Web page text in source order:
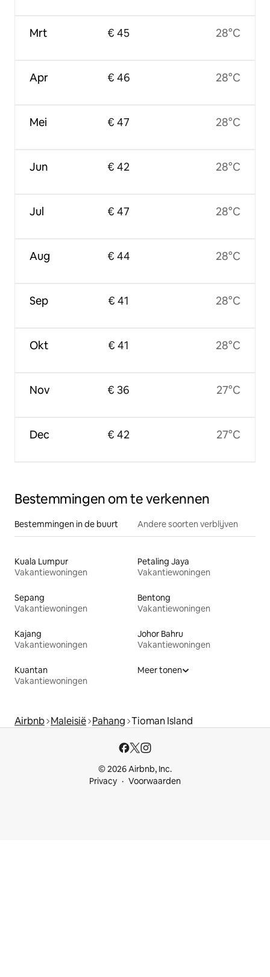
Mrt
Apr
Mei
Jun
Jul
Aug
Sep
Okt
Nov
Dec
€ 45
€ 46
€ 47
€ 42
€ 47
€ 44
€ 41
€ 41
€ 36
€ 42
28°C
28°C
28°C
28°C
28°C
28°C
28°C
28°C
27°C
27°C
Bestemmingen om te verkennen
Bestemmingen in de buurt Andere soorten verblijven
Kuala Lumpur
Vakantiewoningen
Petaling Jaya
Vakantiewoningen
Sepang
Vakantiewoningen
Bentong
Vakantiewoningen
Kajang
Vakantiewoningen
Johor Bahru
Vakantiewoningen
Kuantan
Vakantiewoningen
Meer tonen
Airbnb Maleisië Pahang Tioman Island
© 2026 Airbnb, Inc.
Privacy
Voorwaarden